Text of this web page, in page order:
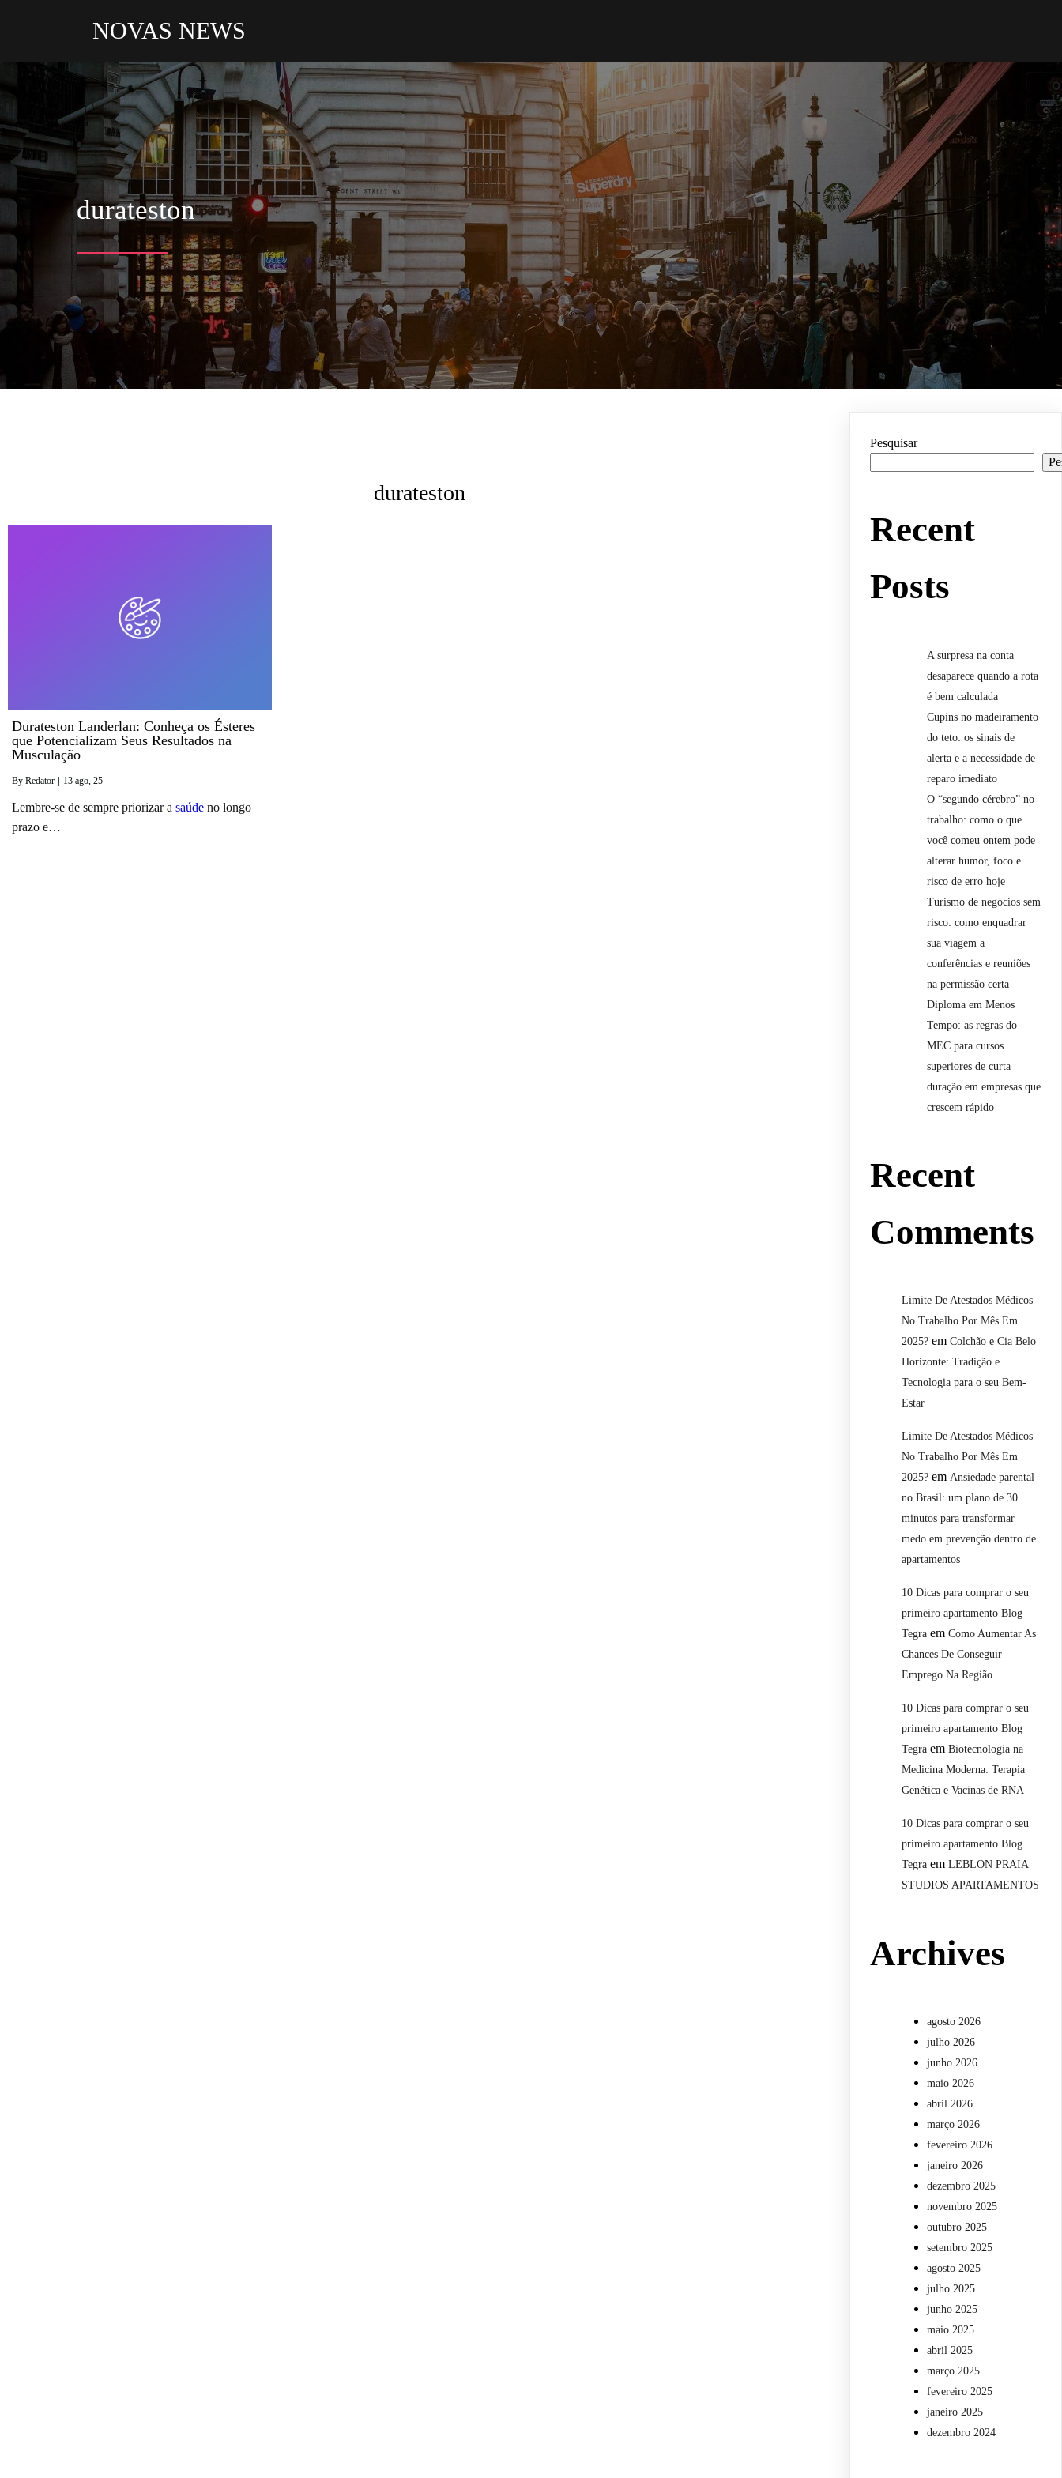
NOVAS NEWS
durateston
durateston
Durateston Landerlan: Conheça os Ésteres
que Potencializam Seus Resultados na
Musculação
By Redator | 13 ago, 25
Lembre-se de sempre priorizar a saúde no longo
prazo e…
Pesquisar
Recent
Posts
A surpresa na conta
desaparece quando a rota
é bem calculada
Cupins no madeiramento
do teto: os sinais de
alerta e a necessidade de
reparo imediato
O “segundo cérebro” no
trabalho: como o que
você comeu ontem pode
alterar humor, foco e
risco de erro hoje
Turismo de negócios sem
risco: como enquadrar
sua viagem a
conferências e reuniões
na permissão certa
Diploma em Menos
Tempo: as regras do
MEC para cursos
superiores de curta
duração em empresas que
crescem rápido
Recent
Comments
Limite De Atestados Médicos
No Trabalho Por Mês Em
2025? emColchão e Cia Belo
Horizonte: Tradição e
Tecnologia para o seu Bem-
Estar
Limite De Atestados Médicos
No Trabalho Por Mês Em
2025? em Ansiedade parental
no Brasil: um plano de 30
minutos para transformar
medo em prevenção dentro de
apartamentos
10 Dicas para comprar o seu
primeiro apartamento Blog
Tegra emComo Aumentar As
Chances De Conseguir
Emprego Na Região
10 Dicas para comprar o seu
primeiro apartamento Blog
Tegra emBiotecnologia na
Medicina Moderna: Terapia
Genética e Vacinas de RNA
10 Dicas para comprar o seu
primeiro apartamento Blog
Tegra emLEBLON PRAIA
STUDIOS APARTAMENTOS
Archives
agosto 2026
julho 2026
junho 2026
maio 2026
abril 2026
março 2026
fevereiro 2026
janeiro 2026
dezembro 2025
novembro 2025
outubro 2025
setembro 2025
agosto 2025
julho 2025
junho 2025
maio 2025
abril 2025
março 2025
fevereiro 2025
janeiro 2025
dezembro 2024